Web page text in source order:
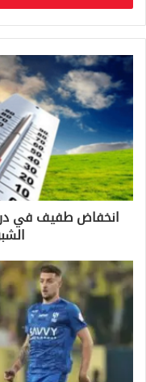
ب
ر
ي
د
ا
إ
ل
ك
ت
ر
انخفاض طفيف في